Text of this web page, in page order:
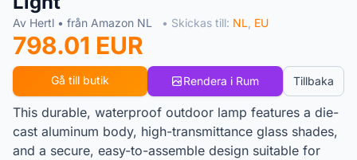
Av Hertl • från Amazon NL • Skickas till: NL, EU
798.01 EUR
Gå till butik Rendera i Rum Tillbaka
This durable, waterproof outdoor lamp features a die-
cast aluminum body, high-transmittance glass shades,
and a secure, easy-to-assemble design suitable for